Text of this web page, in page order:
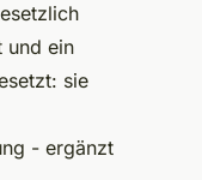
und ein
sie
- ergänzt